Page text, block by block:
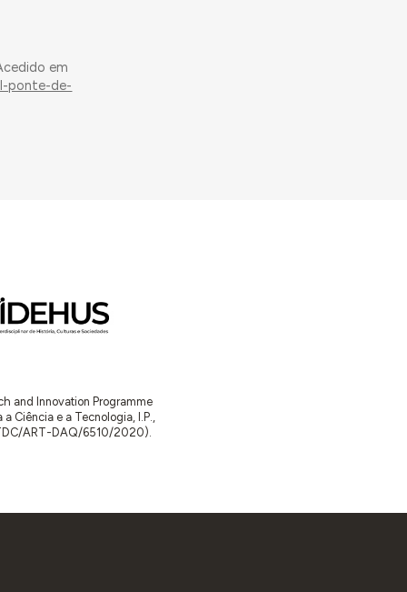
em
ponte-de-
and Innovation Programme
Ciência e a Tecnologia, I.P.,
ART-DAQ/6510/2020).